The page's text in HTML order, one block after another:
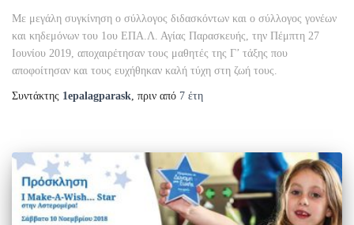
Με μεγάλη συγκίνηση ο σύλλογος διδασκόντων και ο σύλλογος γονέων
και κηδεμόνων του 1ου ΕΠΑ.Λ. Αγίας Παρασκευής, την Πέμπτη 27
Ιουνίου 2019, αποχαιρέτησαν τους μαθητές της Γ’ τάξης που
αποφοίτησαν και τους ευχήθηκαν καλή τύχη στη ζωή τους.
Συντάκτης 1epalagparask , πριν από 7 έτη